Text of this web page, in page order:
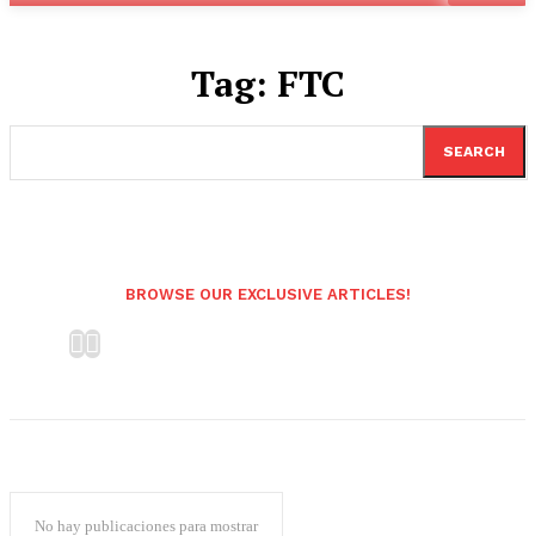
Tag: FTC
SEARCH
BROWSE OUR EXCLUSIVE ARTICLES!
No hay publicaciones para mostrar